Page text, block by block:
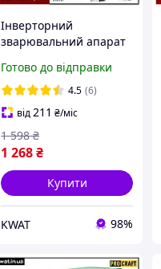
Інверторний
зварювальний апарат
3.1 кВт струм 20-300 А
електроди 1.6 - 4.0 мм
Готово до відправки
4.5 (6)
від211 ₴/міс
1 268₴
1 598 ₴
Купити
KWAT 98%